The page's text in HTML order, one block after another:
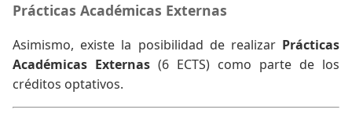
Prácticas Académicas Externas
Asimismo, existe la posibilidad de realizar Prácticas
Académicas Externas (6 ECTS) como parte de los
créditos optativos.